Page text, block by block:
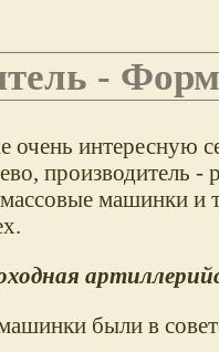
-
очень интересную
машинки и
были в